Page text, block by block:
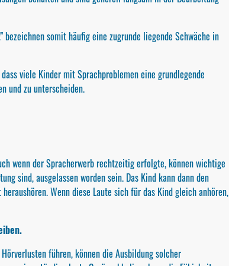
somit häufig eine zugrunde liegende Schwäche in
viele Kinder mit Sprachproblemen eine grundlegende
und zu unterscheiden.
wenn der Spracherwerb rechtzeitig erfolgte, können wichtige
sind, ausgelassen worden sein. Das Kind kann dann den
Wenn diese Laute sich für das Kind gleich anhören,
führen, können die Ausbildung solcher